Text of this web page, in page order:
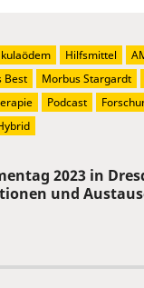
2023 in
und
Hilfsmittel
Best Morbus Stargardt
Podcast